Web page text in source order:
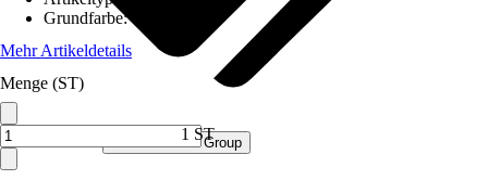
Verkauf durch: Procommerce Group
Grundfarbe:
Mehr Artikeldetails
Menge (ST)
1 ST